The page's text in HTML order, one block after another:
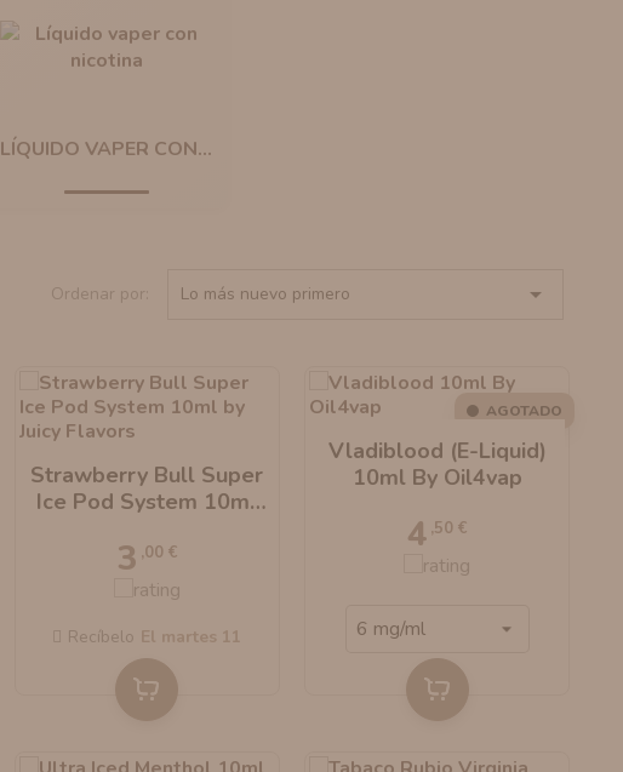
LÍQUIDO VAPER CON...
Ordenar por: Lo más nuevo primero 
Strawberry Bull Super
Ice Pod System 10ml
3 ,00 €
Recíbelo el martes 11
Vladiblood (E-Liquid)
10ml By Oil4vap
4 ,50 €
AGOTADO